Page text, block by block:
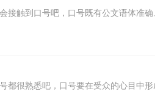
接触到口号吧，口号既有公文语体准
都很熟悉吧，口号要在受众的心目中